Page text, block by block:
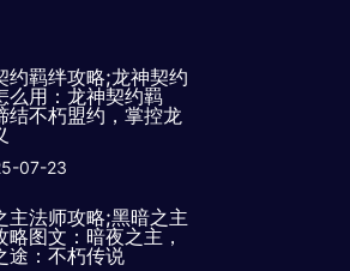
约羁绊攻略;龙神契约
么用：龙神契约羁
结不朽盟约，掌控龙
07-23
主法师攻略;黑暗之主
略图文：暗夜之主，
途：不朽传说